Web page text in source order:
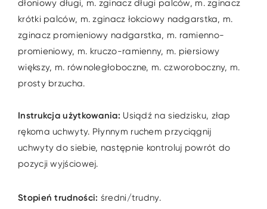
dłoniowy długi, m. zginacz długi palców, m. zginacz
krótki palców, m. zginacz łokciowy nadgarstka, m.
zginacz promieniowy nadgarstka, m. ramienno-
promieniowy, m. kruczo-ramienny, m. piersiowy
większy, m. równoległoboczne, m. czworoboczny, m.
prosty brzucha.
Instrukcja użytkowania: Usiądź na siedzisku, złap
rękoma uchwyty. Płynnym ruchem przyciągnij
uchwyty do siebie, następnie kontroluj powrót do
pozycji wyjściowej.
Stopień trudności: średni/trudny.